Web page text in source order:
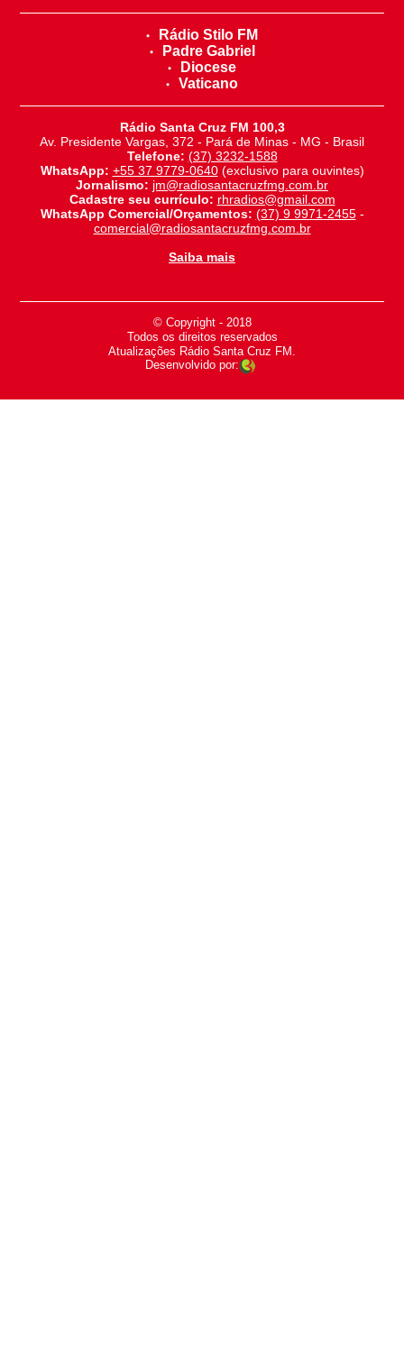
Rádio Stilo FM
Padre Gabriel
Diocese
Vaticano
Rádio Santa Cruz FM 100,3
Av. Presidente Vargas, 372 - Pará de Minas - MG - Brasil
Telefone: (37) 3232-1588
WhatsApp: +55 37 9779-0640(exclusivo para ouvintes)
Jornalismo: jm@radiosantacruzfmg.com.br
Cadastre seu currículo: rhradios@gmail.com
WhatsApp Comercial/Orçamentos: (37) 9 9971-2455-
comercial@radiosantacruzfmg.com.br
Saiba mais
© Copyright - 2018
-
Todos os direitos reservados
-
Atualizações Rádio Santa Cruz FM.
Desenvolvido por: